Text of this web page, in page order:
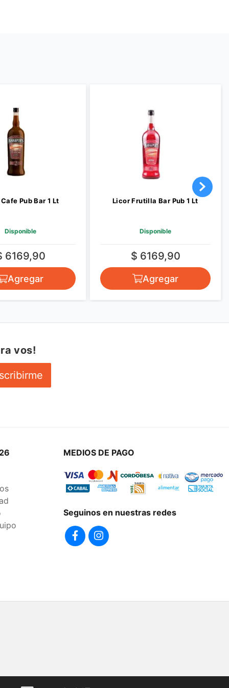
Pub Bar 1 Lt
Disponible
6169,90
Agregar
Licor Frutilla Bar Pub 1 Lt
Disponible
$ 6169,90
Agregar
vos!
MEDIOS DE PAGO
Seguinos en nuestras redes